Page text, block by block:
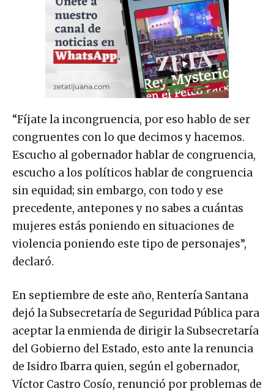
“Fíjate la incongruencia, por eso hablo de ser
congruentes con lo que decimos y hacemos.
Escucho al gobernador hablar de congruencia,
escucho a los políticos hablar de congruencia
sin equidad; sin embargo, con todo y ese
precedente, antepones y no sabes a cuántas
mujeres estás poniendo en situaciones de
violencia poniendo este tipo de personajes”,
declaró.
En septiembre de este año, Rentería Santana
dejó la Subsecretaría de Seguridad Pública para
aceptar la enmienda de dirigir la Subsecretaría
del Gobierno del Estado, esto ante la renuncia
de Isidro Ibarra quien, según el gobernador,
Víctor Castro Cosío, renunció por problemas de